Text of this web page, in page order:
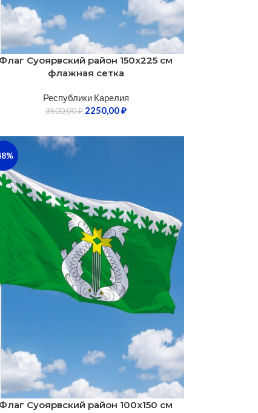
Флаг Суоярвский район 150х225 см
флажная сетка
Республики Карелия
3500,00₽ 2250,00₽
Флаг Суоярвский район 100х150 см